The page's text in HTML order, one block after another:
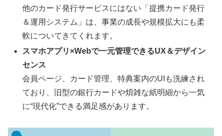
他のカード発行サービスにはない「提携カード発行
＆運用システム」は、事業の成長や規模拡大にも柔
軟についてきてくれます。
スマホアプリ×Webで一元管理できるUX＆デザイン
センス
会員ページ、カード管理、特典案内のUIも洗練され
ており、旧型の銀行カードや煩雑な紙明細から一気
に“現代化”できる満足感があります。